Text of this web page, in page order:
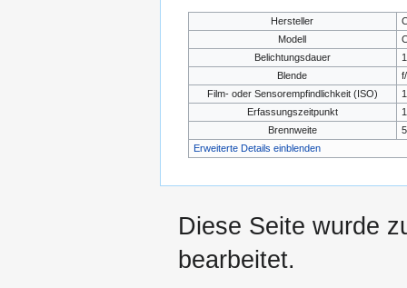
Hersteller
Modell
Belichtungsdauer
Blende
Film- oder Sensorempfindlichkeit (ISO)
Erfassungszeitpunkt
Brennweite
Erweiterte Details einblenden
Diese Seite wurde
bearbeitet.